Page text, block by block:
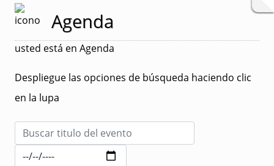
Agenda
usted está en Agenda
Despliegue las opciones de búsqueda haciendo clic
en la lupa